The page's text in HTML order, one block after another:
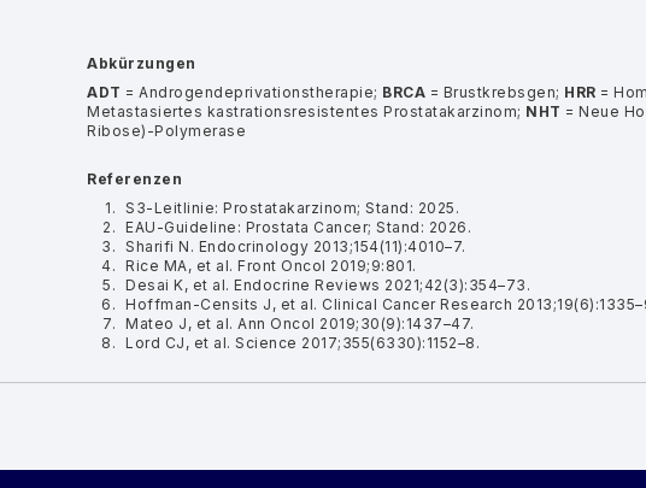
Abkürzungen
ADT = Androgendeprivationstherapie; BRCA = Brustkrebsgen; HRR =
Metastasiertes kastrationsresistentes Prostatakarzinom; NHT = Neue
Ribose)-Polymerase
Referenzen
S3-Leitlinie: Prostatakarzinom; Stand: 2025.
EAU-Guideline: Prostata Cancer; Stand: 2026.
Sharifi N. Endocrinology 2013;154(11):4010–7.
Rice MA, et al. Front Oncol 2019;9:801.
Desai K, et al. Endocrine Reviews 2021;42(3):354–73.
Hoffman-Censits J, et al. Clinical Cancer Research
Mateo J, et al. Ann Oncol 2019;30(9):1437–47.
Lord CJ, et al. Science 2017;355(6330):1152–8.